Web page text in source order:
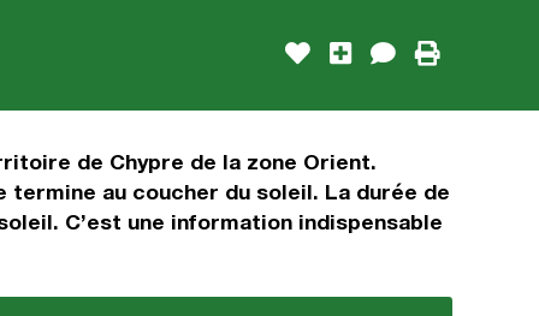
de Chypre de la zone Orient.
termine au coucher du soleil. La durée de
C’est une information indispensable